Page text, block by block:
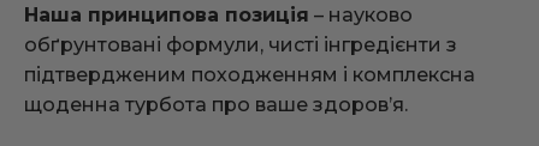
Наша принципова позиція – науково
обґрунтовані формули, чисті інгредієнти з
підтвердженим походженням і комплексна
щоденна турбота про ваше здоров’я.